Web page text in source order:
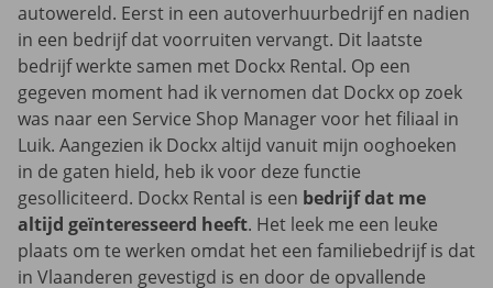
autowereld. Eerst in een autoverhuurbedrijf en nadien
in een bedrijf dat voorruiten vervangt. Dit laatste
bedrijf werkte samen met Dockx Rental. Op een
gegeven moment had ik vernomen dat Dockx op zoek
was naar een Service Shop Manager voor het filiaal in
Luik. Aangezien ik Dockx altijd vanuit mijn ooghoeken
in de gaten hield, heb ik voor deze functie
gesolliciteerd. Dockx Rental is een bedrijf dat me
altijd geïnteresseerd heeft. Het leek me een leuke
plaats om te werken omdat het een familiebedrijf is dat
in Vlaanderen gevestigd is en door de opvallende